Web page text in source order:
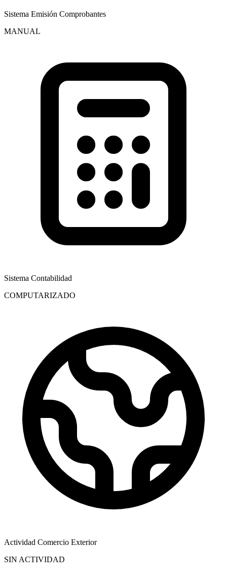
Sistema Emisión Comprobantes
MANUAL
Sistema Contabilidad
COMPUTARIZADO
Actividad Comercio Exterior
SIN ACTIVIDAD